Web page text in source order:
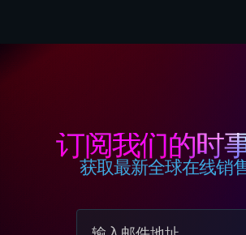
订阅我们的时
获取最新全球在线销